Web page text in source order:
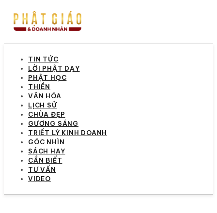
TIN TỨC
LỜI PHẬT DẠY
PHẬT HỌC
THIỀN
VĂN HÓA
LỊCH SỬ
CHÙA ĐẸP
GƯƠNG SÁNG
TRIẾT LÝ KINH DOANH
GÓC NHÌN
SÁCH HAY
CẦN BIẾT
TƯ VẤN
VIDEO